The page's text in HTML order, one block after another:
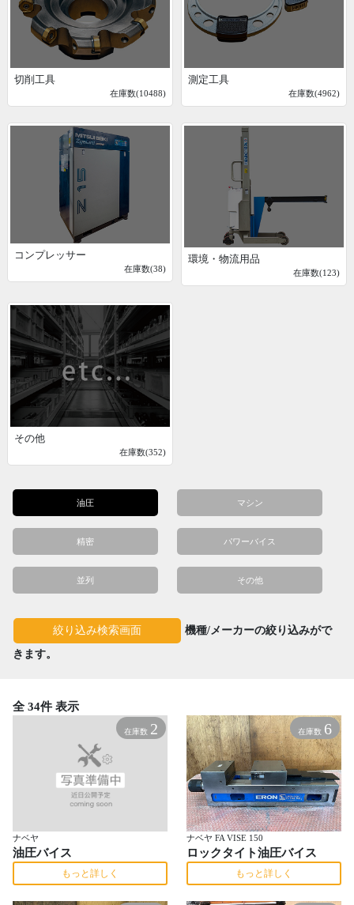
切削工具
在庫数(10488)
測定工具
在庫数(4962)
コンプレッサー
在庫数(38)
環境・物流用品
在庫数(123)
その他
在庫数(352)
油圧 マシン
精密 パワーバイス
並列 その他
絞り込み検索画面 機種/メーカーの絞り込みがで
きます。
全 34件 表示
在庫数 2
ナベヤ
油圧バイス
もっと詳しく
在庫数 6
ナベヤ FA VISE 150
ロックタイト油圧バイス
もっと詳しく